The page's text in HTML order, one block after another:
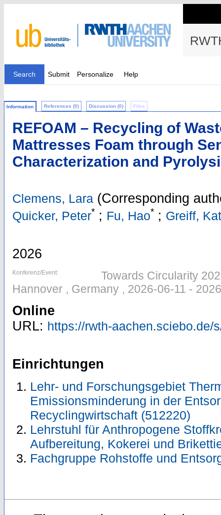
Search Submit Personalize Help
Information References (0) Discussion (0) Files
REFOAM – Recycling of
Mattresses Foam through
Characterization and
Clemens, Lara (Corresponding
Quicker, Peter* ; Fu, Hao* ; Greiff,
2026
Konferenz/Event:
Towards Circularity
Hannover , Germany , 2026-06-11 -
Online
URL: https://rwth-aachen.sciebo.de/
Einrichtungen
Lehr- und Forschungsgebiet
Emissionsminderung in der
Recyclingwirtschaft (512220)
Lehrstuhl für Anthropogene
Aufbereitung, Kokerei und
Fachgruppe Rohstoffe und